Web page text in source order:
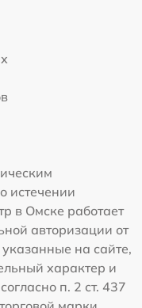
истечении
в Омске работает
авторизации от
на сайте,
характер и
п. 2 ст. 437